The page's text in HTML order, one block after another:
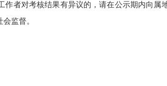
者对考核结果有异议的，请在公示期内向
监督。